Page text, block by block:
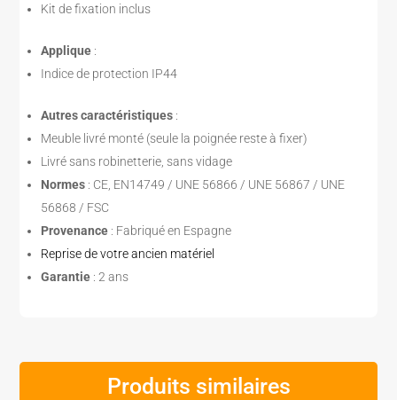
Kit de fixation inclus
Applique :
Indice de protection IP44
Autres caractéristiques :
Meuble livré monté (seule la poignée reste à fixer)
Livré sans robinetterie, sans vidage
Normes : CE, EN14749 / UNE 56866 / UNE 56867 / UNE
56868 / FSC
Provenance : Fabriqué en Espagne
Reprise de votre ancien matériel
Garantie : 2 ans
Produits similaires